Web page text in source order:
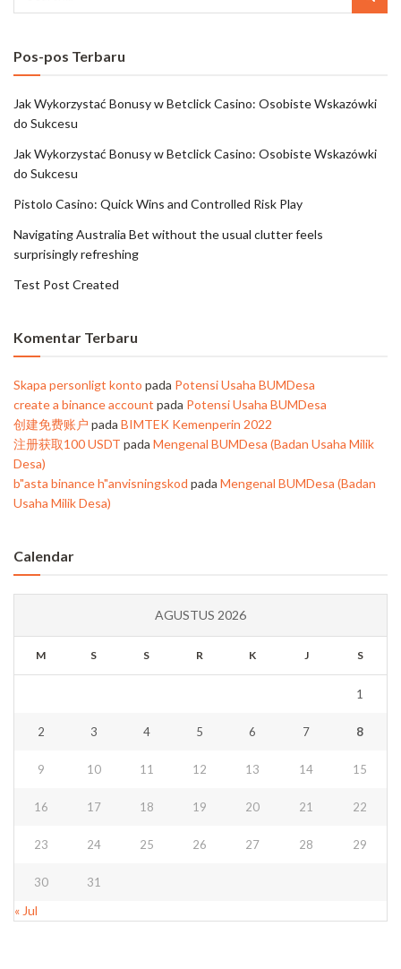
Pos-pos Terbaru
Jak Wykorzystać Bonusy w Betclick Casino: Osobiste Wskazówki
do Sukcesu
Jak Wykorzystać Bonusy w Betclick Casino: Osobiste Wskazówki
do Sukcesu
Pistolo Casino: Quick Wins and Controlled Risk Play
Navigating Australia Bet without the usual clutter feels
surprisingly refreshing
Test Post Created
Komentar Terbaru
Skapa personligt konto pada Potensi Usaha BUMDesa
create a binance account pada Potensi Usaha BUMDesa
创建免费账户 pada BIMTEK Kemenperin 2022
注册获取100 USDT pada Mengenal BUMDesa (Badan Usaha Milik
Desa)
b"asta binance h"anvisningskod pada Mengenal BUMDesa (Badan
Usaha Milik Desa)
Calendar
AGUSTUS 2026
M S S R K J S
1
2 3 4 5 6 7 8
9 10 11 12 13 14 15
16 17 18 19 20 21 22
23 24 25 26 27 28 29
30 31
« Jul